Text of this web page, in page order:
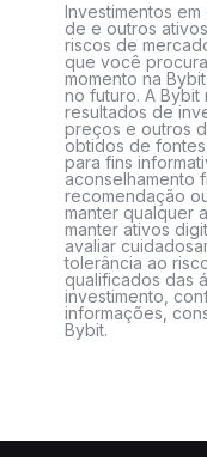
Investimentos
de e outros
riscos de
que você
momento na
no futuro. A
resultados de
preços e outros
obtidos de
para fins
aconselhamento
recomendação
manter qualquer
manter ativos
avaliar
tolerância ao
qualificados das
investimento,
informações,
Bybit.